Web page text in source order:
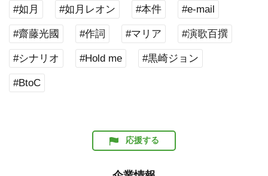
#如月 #如月レオン #本件 #e-mail
#齋藤光國 #作詞 #マリア #演歌百撰
#シナリオ #Hold me #黒崎ジョン
#BtoC
応援する